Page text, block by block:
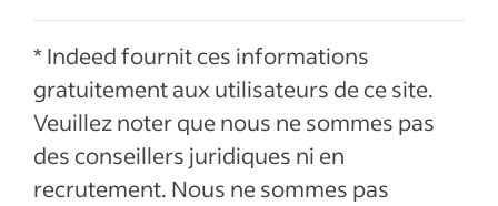
* Indeed fournit ces informations
gratuitement aux utilisateurs de ce site.
Veuillez noter que nous ne sommes pas
des conseillers juridiques ni en
recrutement. Nous ne sommes pas